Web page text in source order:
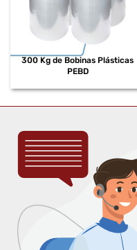
300 Kg de Bobinas Plásticas
PEBD